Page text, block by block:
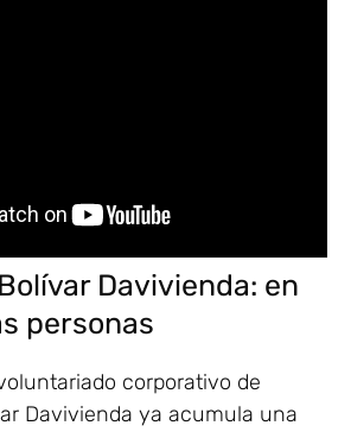
Davivienda: en
personas
corporativo de
Davivienda ya acumula una